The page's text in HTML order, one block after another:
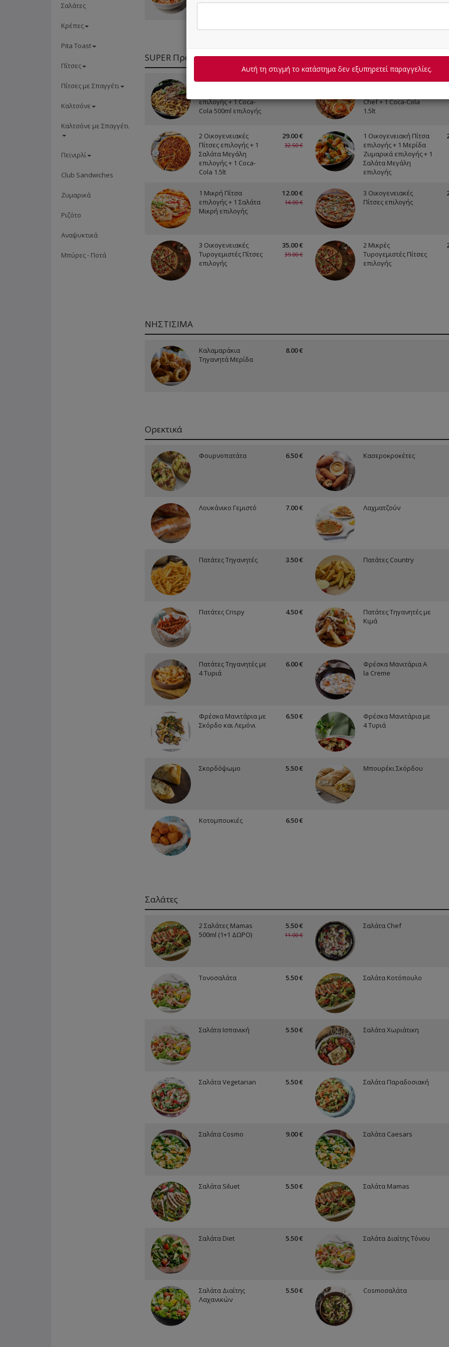
Σαλάτες
Κρέπες
Pita Toast
Πίτσες
Πίτσες με Σπαγγέτι
Καλτσόνε
Καλτσόνε με Σπαγγέτι
Πεϊνιρλί
Club Sandwiches
Ζυμαρικά
Ριζότο
Αναψυκτικά
Μπύρες - Ποτά
SUPER Προσφορές
1 Μερίδα Σπαγγέτι
επιλογής + 1 Coca-
Cola 500ml επιλογής
14.00 €
1 Οικογενειακή Πίτσα
Chef + 1 Coca-Cola
1.5lt
2 Οικογενειακές
Πίτσες επιλογής + 1
Σαλάτα Μεγάλη
επιλογής + 1 Coca-
Cola 1.5lt
29.00 €
32.50 €
1 Οικογενειακή Πίτσα
επιλογής + 1 Μερίδα
Ζυμαρικά επιλογής + 1
Σαλάτα Μεγάλη
επιλογής
1 Μικρή Πίτσα
επιλογής + 1 Σαλάτα
Μικρή επιλογής
12.00 €
14.00 €
3 Οικογενειακές
Πίτσες επιλογής
3 Οικογενειακές
Τυρογεμιστές Πίτσες
επιλογής
35.00 €
39.00 €
2 Μικρές
Τυρογεμιστές Πίτσες
επιλογής
ΝΗΣΤΙΣΙΜΑ
Καλαμαράκια
Τηγανητά Μερίδα
8.00 €
Ορεκτικά
Φουρνοπατάτα 6.50 € Κασεροκροκέτες
Λουκάνικο Γεμιστό 7.00 € Λαχματζούν
Πατάτες Τηγανητές 3.50 € Πατάτες Country
Πατάτες Crispy 4.50 €
Πατάτες Τηγανητές με
Κιμά
Πατάτες Τηγανητές με
4 Τυριά
6.00 €
Φρέσκα Μανιτάρια A
la Creme
Φρέσκα Μανιτάρια με
Σκόρδο και Λεμόνι
6.50 €
Φρέσκα Μανιτάρια με
4 Τυριά
Σκορδόψωμο 5.50 € Μπουρέκι Σκόρδου
Κοτομπουκιές 6.50 €
Σαλάτες
2 Σαλάτες Mamas
500ml (1+1 ΔΩΡΟ)
5.50 €
11.00 €
Σαλάτα Chef
Τονοσαλάτα 5.50 € Σαλάτα Κοτόπουλο
Σαλάτα Ισπανική 5.50 € Σαλάτα Χωριάτικη
Σαλάτα Vegetarian 5.50 € Σαλάτα Παραδοσιακή
Σαλάτα Cosmo 9.00 € Σαλάτα Caesars
Σαλάτα Siluet 5.50 € Σαλάτα Mamas
Σαλάτα Diet 5.50 € Σαλάτα Διαίτης Τόνου
Σαλάτα Διαίτης
Λαχανικών
5.50 € Cosmoσαλάτα
Αυτή τη στιγμή το κατάστημα δεν εξυπηρετεί παραγγελίες.